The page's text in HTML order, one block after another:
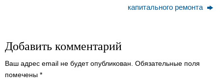
капитального ремонта
Добавить комментарий
Ваш адрес email не будет опубликован. Обязательные поля
помечены *